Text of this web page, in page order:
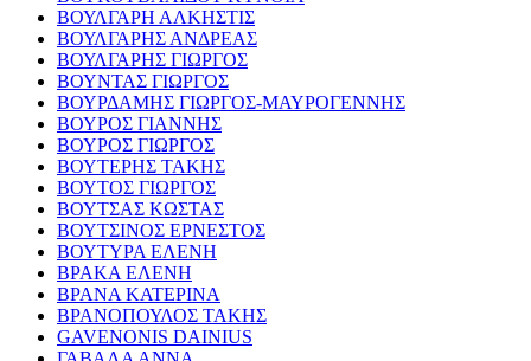
ΒΟΥΛΓΑΡΗ ΑΛΚΗΣΤΙΣ
ΒΟΥΛΓΑΡΗΣ ΑΝΔΡΕΑΣ
ΒΟΥΛΓΑΡΗΣ ΓΙΩΡΓΟΣ
ΒΟΥΝΤΑΣ ΓΙΩΡΓΟΣ
ΒΟΥΡΔΑΜΗΣ ΓΙΩΡΓΟΣ-ΜΑΥΡΟΓΕΝΝΗΣ
ΒΟΥΡΟΣ ΓΙΑΝΝΗΣ
ΒΟΥΡΟΣ ΓΙΩΡΓΟΣ
ΒΟΥΤΕΡΗΣ ΤΑΚΗΣ
ΒΟΥΤΟΣ ΓΙΩΡΓΟΣ
ΒΟΥΤΣΑΣ ΚΩΣΤΑΣ
ΒΟΥΤΣΙΝΟΣ ΕΡΝΕΣΤΟΣ
ΒΟΥΤΥΡΑ ΕΛΕΝΗ
ΒΡΑΚΑ ΕΛΕΝΗ
ΒΡΑΝΑ ΚΑΤΕΡΙΝΑ
ΒΡΑΝΟΠΟΥΛΟΣ ΤΑΚΗΣ
GAVENONIS DAINIUS